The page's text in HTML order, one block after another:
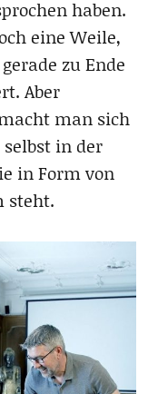
haben.
eine Weile,
zu Ende
Aber
man sich
in der
in Form von
steht.